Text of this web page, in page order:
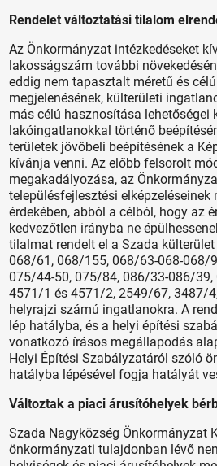
Rendelet változtatási tilalom
Az Önkormányzat intézkedéseket
lakosságszám további
eddig nem tapasztalt méretű és
megjelenésének, külterületi
más célú hasznosítása lehetőségei
lakóingatlanokkal történő
területek jövőbeli beépítésének a
kívánja venni. Az előbb felsorolt
megakadályozása, az
településfejlesztési elképzeléseinek
érdekében, abból a célból, hogy az
kedvezőtlen irányba ne
tilalmat rendelt el a Szada
068/61, 068/155, 068/63-068-068/
075/44-50, 075/84, 086/33-086/
4571/1 és 4571/2, 2549/67, 3487/
helyrajzi számú ingatlanokra. A
lép hatályba, és a helyi építési
vonatkozó írásos megállapodás
Helyi Építési Szabályzatáról szóló
hatályba lépésével fogja hatályát
Változtak a piaci árusítóhelyek
Szada Nagyközség Önkormányzat
önkormányzati tulajdonban lévő